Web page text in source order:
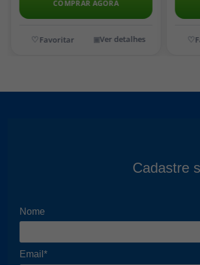
detalhes
COMPRAR AGORA
Ver detalhes
Cadastre
Nome
Email*